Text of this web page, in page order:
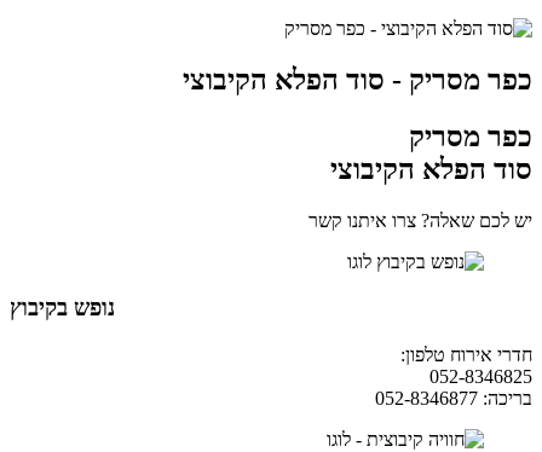
כפר מסריק - סוד הפלא הקיבוצי
כפר מסריק
סוד הפלא הקיבוצי
יש לכם שאלה? צרו איתנו קשר
נופש בקיבוץ
חדרי אירוח טלפון:
052-8346825
בריכה: 052-8346877